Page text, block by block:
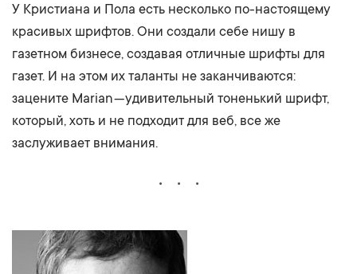
У Кристиана и Пола есть несколько по-настоящему
красивых шрифтов. Они создали себе нишу в
газетном бизнесе, создавая отличные шрифты для
газет. И на этом их таланты не заканчиваются:
зацените Marian — удивительный тоненький шрифт,
который, хоть и не подходит для веб, все же
заслуживает внимания.